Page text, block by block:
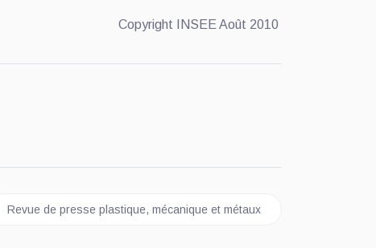
Copyright INSEE Août 2010
Article suivant : Revue de presse plastique, mécanique et métaux
Revue de presse plastique, mécanique et métaux